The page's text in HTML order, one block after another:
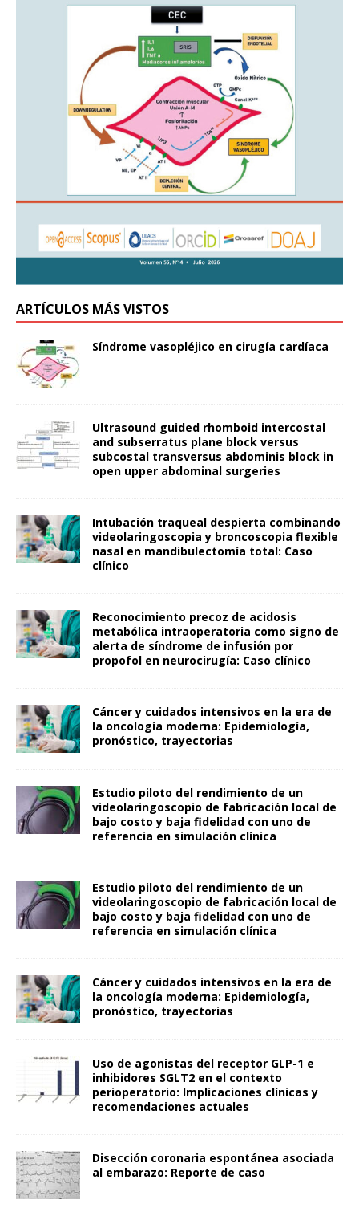
ARTÍCULOS MÁS VISTOS
Síndrome vasopléjico en cirugía cardíaca
Ultrasound guided rhomboid intercostal
and subserratus plane block versus
subcostal transversus abdominis block in
open upper abdominal surgeries
Intubación traqueal despierta combinando
videolaringoscopia y broncoscopia flexible
nasal en mandibulectomía total: Caso
clínico
Reconocimiento precoz de acidosis
metabólica intraoperatoria como signo de
alerta de síndrome de infusión por
propofol en neurocirugía: Caso clínico
Cáncer y cuidados intensivos en la era de
la oncología moderna: Epidemiología,
pronóstico, trayectorias
Estudio piloto del rendimiento de un
videolaringoscopio de fabricación local de
bajo costo y baja fidelidad con uno de
referencia en simulación clínica
Estudio piloto del rendimiento de un
videolaringoscopio de fabricación local de
bajo costo y baja fidelidad con uno de
referencia en simulación clínica
Cáncer y cuidados intensivos en la era de
la oncología moderna: Epidemiología,
pronóstico, trayectorias
Uso de agonistas del receptor GLP-1 e
inhibidores SGLT2 en el contexto
perioperatorio: Implicaciones clínicas y
recomendaciones actuales
Disección coronaria espontánea asociada
al embarazo: Reporte de caso